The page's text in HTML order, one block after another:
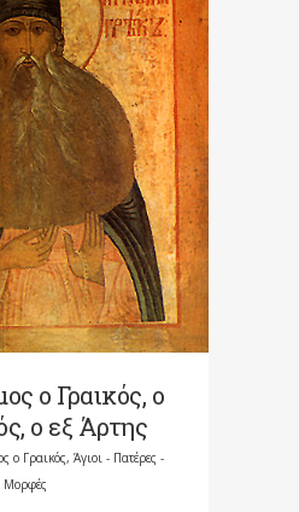
ο Γραικός, ο
ο εξ Άρτης
ο Γραικός, Άγιοι - Πατέρες -
Μορφές